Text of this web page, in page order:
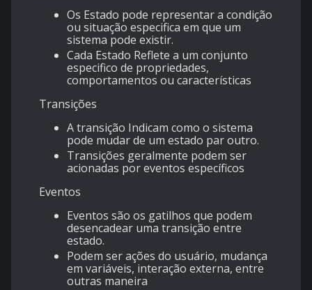
Os Estado pode representar a condição
ou situação especifica em que um
sistema pode existir.
Cada Estado Reflete a um conjunto
especifico de propriedades,
comportamentos ou características
Transições
A transição Indicam como o sistema
pode mudar de um estado par outro.
Transições geralmente podem ser
acionadas por eventos específicos
Eventos
Eventos são os gatilhos que podem
desencadear uma transição entre
estado.
Podem ser ações do usuário, mudança
em variáveis, interação externa, entre
outras maneira